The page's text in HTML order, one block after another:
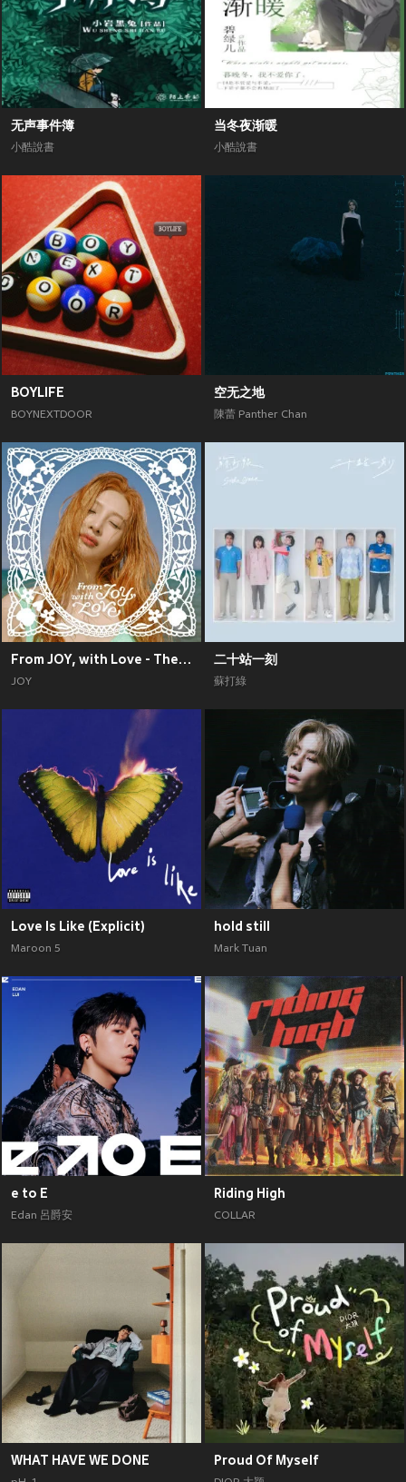
无声事件簿
小酷說書
当冬夜渐暖
小酷說書
BOYLIFE
BOYNEXTDOOR
空无之地
陳蕾 Panther Chan
From JOY, with Love - The 1st Mini Album
JOY
二十站一刻
蘇打綠
Love Is Like (Explicit)
Maroon 5
hold still
Mark Tuan
e to E
Edan 呂爵安
Riding High
COLLAR
WHAT HAVE WE DONE Proud Of Myself